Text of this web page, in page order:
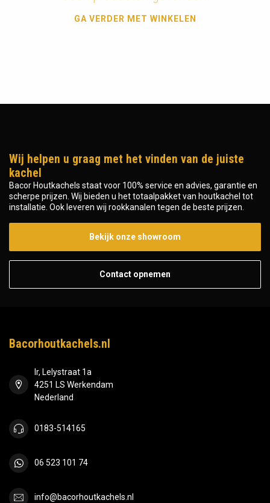
GA VERDER MET WINKELEN
Wij helpen u graag met het vinden van de juiste
kachel
Bacor Houtkachels staat voor 100% service en advies, garantie en
scherpe prijzen. Wij bieden u het totaalpakket van houtkachel tot
installatie. Ook leveren wij rookkanalen tegen de beste prijzen.
Bekijk onze showroom
Contact opnemen
Bacorhoutkachels.nl
Ir, Lelystraat 1a
4251 LS Werkendam
Nederland
0183-514165
06 523 101 74
info@bacorhoutkachels.nl